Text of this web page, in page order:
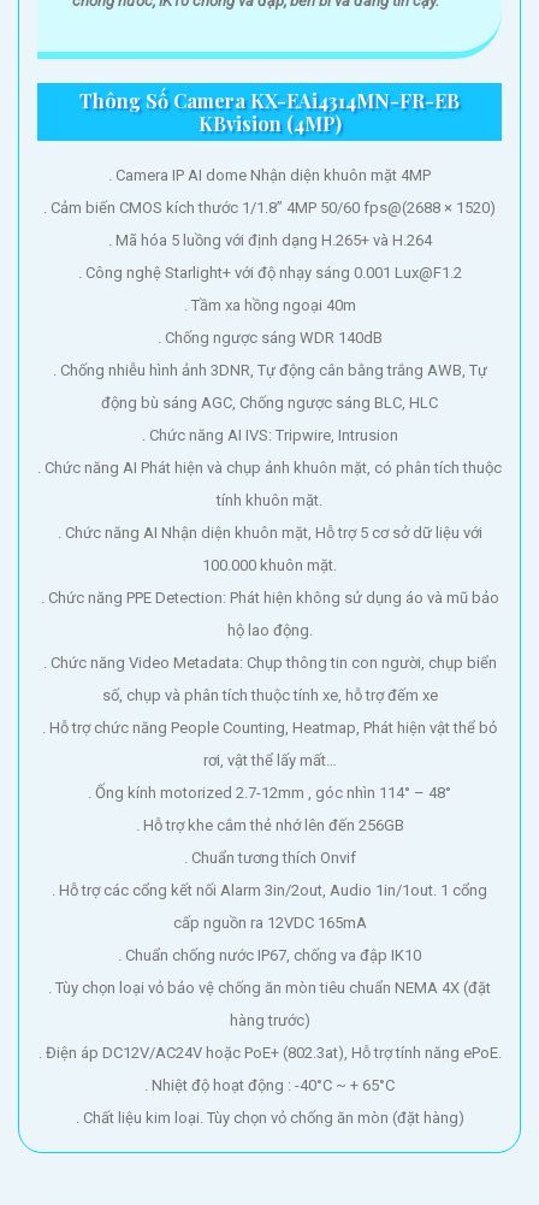
Thông Số Camera KX-EAi4314MN-FR-EB
KBvision (4MP)
. Camera IP AI dome Nhận diện khuôn mặt 4MP
. Cảm biến CMOS kích thước 1/1.8” 4MP 50/60 fps@(2688 × 1520)
. Mã hóa 5 luồng với định dạng H.265+ và H.264
. Công nghệ Starlight+ với độ nhạy sáng 0.001 Lux@F1.2
. Tầm xa hồng ngoại 40m
. Chống ngược sáng WDR 140dB
. Chống nhiễu hình ảnh 3DNR, Tự động cân bằng trắng AWB, Tự
động bù sáng AGC, Chống ngược sáng BLC, HLC
. Chức năng AI IVS: Tripwire, Intrusion
. Chức năng AI Phát hiện và chụp ảnh khuôn mặt, có phân tích thuộc
tính khuôn mặt.
. Chức năng AI Nhận diện khuôn mặt, Hỗ trợ 5 cơ sở dữ liệu với
100.000 khuôn mặt.
. Chức năng PPE Detection: Phát hiện không sử dụng áo và mũ bảo
hộ lao động.
. Chức năng Video Metadata: Chụp thông tin con người, chụp biển
số, chụp và phân tích thuộc tính xe, hỗ trợ đếm xe
. Hỗ trợ chức năng People Counting, Heatmap, Phát hiện vật thể bỏ
rơi, vật thể lấy mất…
. Ống kính motorized 2.7-12mm , góc nhìn 114° – 48°
. Hỗ trợ khe cắm thẻ nhớ lên đến 256GB
. Chuẩn tương thích Onvif
. Hỗ trợ các cổng kết nối Alarm 3in/2out, Audio 1in/1out. 1 cổng
cấp nguồn ra 12VDC 165mA
. Chuẩn chống nước IP67, chống va đập IK10
. Tùy chọn loại vỏ bảo vệ chống ăn mòn tiêu chuẩn NEMA 4X (đặt
hàng trước)
. Điện áp DC12V/AC24V hoặc PoE+ (802.3at), Hỗ trợ tính năng ePoE.
. Nhiệt độ hoạt động : -40°C ~ + 65°C
. Chất liệu kim loại. Tùy chọn vỏ chống ăn mòn (đặt hàng)